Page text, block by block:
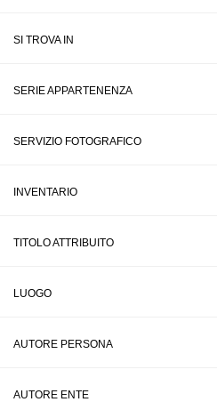
SI TROVA IN
SERIE APPARTENENZA
SERVIZIO FOTOGRAFICO
INVENTARIO
TITOLO ATTRIBUITO
LUOGO
AUTORE PERSONA
AUTORE ENTE